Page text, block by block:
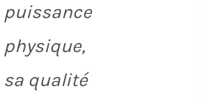
puissance
physique,
sa qualité